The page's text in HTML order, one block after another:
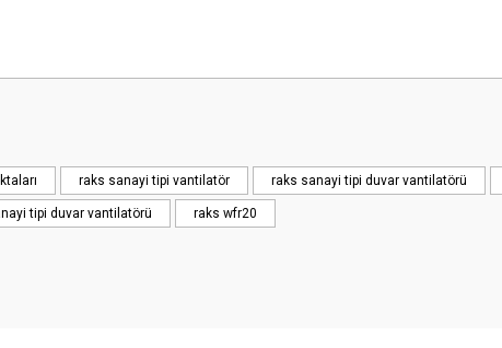
raks sanayi tipi vantilatör raks sanayi tipi duvar vantilatörü
tipi duvar vantilatörü raks wfr20